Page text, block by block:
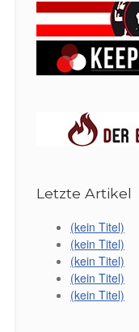
Letzte Artikel
(kein Titel)
(kein Titel)
(kein Titel)
(kein Titel)
(kein Titel)